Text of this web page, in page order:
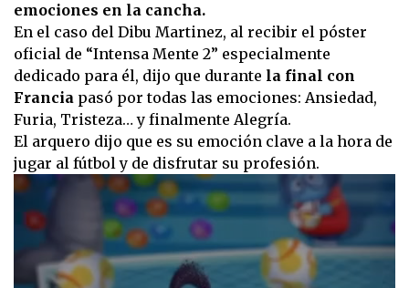
emociones en la cancha.
En el caso del Dibu Martinez, al recibir el póster
oficial de “Intensa Mente 2” especialmente
dedicado para él, dijo que durante la final con
Francia pasó por todas las emociones: Ansiedad,
Furia, Tristeza… y finalmente Alegría.
El arquero dijo que es su emoción clave a la hora de
jugar al fútbol y de disfrutar su profesión.